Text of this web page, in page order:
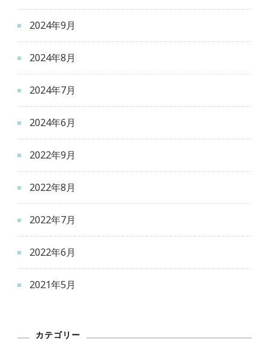
2024年9月
2024年8月
2024年7月
2024年6月
2022年9月
2022年8月
2022年7月
2022年6月
2021年5月
カテゴリー